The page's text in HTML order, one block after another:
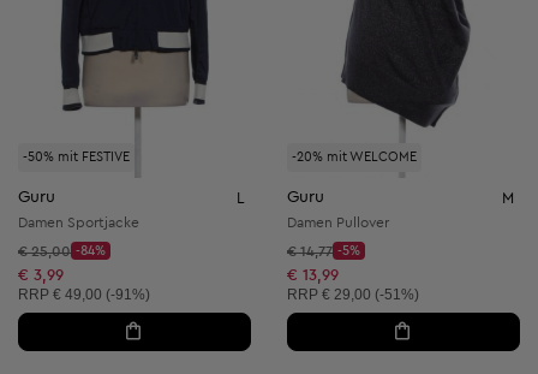
-50% mit FESTIVE
Guru L
Damen Sportjacke
Startpreis:
€ 25,00
Discount Price:
-84%
Reduzierter Preis:
€ 3,99
Unverbindliche Preisempfehlung:
RRP € 49,00 (-91%)
-20% mit WELCOME
Guru M
Damen Pullover
Startpreis:
€ 14,77
Discount Price:
-5%
Reduzierter Preis:
€ 13,99
Unverbindliche Preisempfehlung:
RRP € 29,00 (-51%)